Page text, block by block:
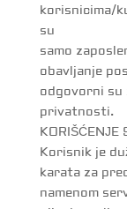
korisnicima/
su
samo
obavljanje
odgovorni su
privatnosti.
KORIŠĆENЈE
Korisnik je
karata za
namenom